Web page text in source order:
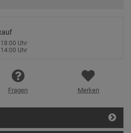
Uhr
Uhr
Fragen Merken